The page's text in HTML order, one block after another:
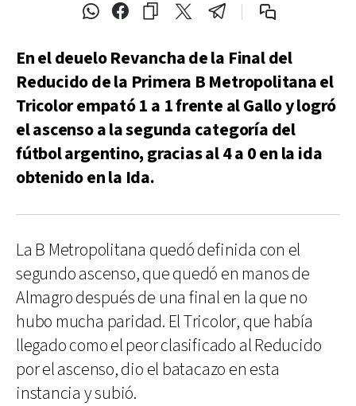
En el deuelo Revancha de la Final del
Reducido de la Primera B Metropolitana el
Tricolor empató 1 a 1 frente al Gallo y logró
el ascenso a la segunda categoría del
fútbol argentino, gracias al 4 a 0 en la ida
obtenido en la Ida.
La B Metropolitana quedó definida con el
segundo ascenso, que quedó en manos de
Almagro después de una final en la que no
hubo mucha paridad. El Tricolor, que había
llegado como el peor clasificado al Reducido
por el ascenso, dio el batacazo en esta
instancia y subió.